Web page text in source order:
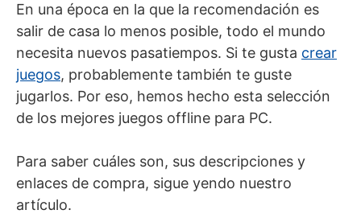
En una época en la que la recomendación es
salir de casa lo menos posible, todo el mundo
necesita nuevos pasatiempos. Si te gusta crear
juegos, probablemente también te guste
jugarlos. Por eso, hemos hecho esta selección
de los mejores juegos offline para PC.
Para saber cuáles son, sus descripciones y
enlaces de compra, sigue yendo nuestro
artículo.